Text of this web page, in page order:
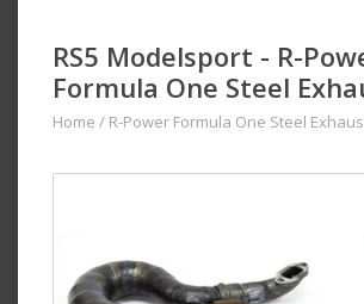
RS5 Modelsport - R-
Formula One Steel
Home / R-Power Formula One Steel